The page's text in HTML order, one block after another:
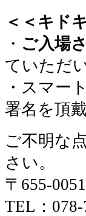
＜＜キド
・ ご入場
ていただ
・スマー
署名を頂
ご不明な
さい。
〒655-
TEL：078-